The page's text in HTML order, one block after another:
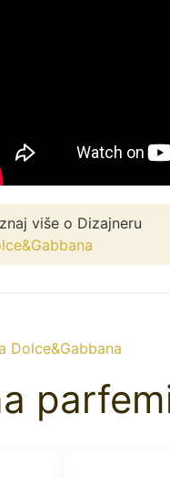
više o Dizajneru
Dolce&Gabbana